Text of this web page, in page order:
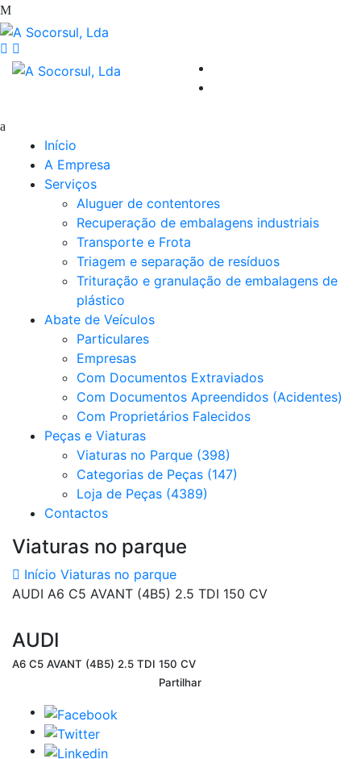
Início
A Empresa
Serviços
Aluguer de contentores
Recuperação de embalagens industriais
Transporte e Frota
Triagem e separação de resíduos
Trituração e granulação de embalagens de
plástico
Abate de Veículos
Particulares
Empresas
Com Documentos Extraviados
Com Documentos Apreendidos (Acidentes)
Com Proprietários Falecidos
Peças e Viaturas
Viaturas no Parque (398)
Categorias de Peças (147)
Loja de Peças (4389)
Contactos
Viaturas no parque
Início Viaturas no parque
AUDI A6 C5 AVANT (4B5) 2.5 TDI 150 CV
AUDI
A6 C5 AVANT (4B5) 2.5 TDI 150 CV
Partilhar